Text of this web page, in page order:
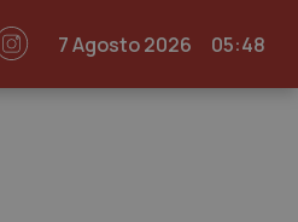
7 Agosto 2026 05:48